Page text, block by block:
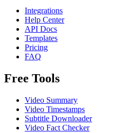
Integrations
Help Center
API Docs
Templates
Pricing
FAQ
Free Tools
Video Summary
Video Timestamps
Subtitle Downloader
Video Fact Checker